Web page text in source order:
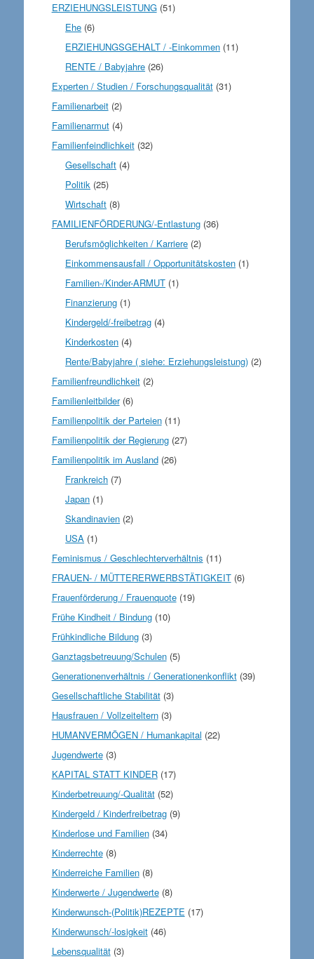
ERZIEHUNGSLEISTUNG(51)
Ehe (6)
ERZIEHUNGSGEHALT / -Einkommen (11)
RENTE / Babyjahre (26)
Experten / Studien / Forschungsqualität(31)
Familienarbeit(2)
Familienarmut(4)
Familienfeindlichkeit(32)
Gesellschaft (4)
Politik (25)
Wirtschaft (8)
FAMILIENFÖRDERUNG/-Entlastung(36)
Berufsmöglichkeiten / Karriere (2)
Einkommensausfall / Opportunitätskosten (1)
Familien-/Kinder-ARMUT (1)
Finanzierung (1)
Kindergeld/-freibetrag (4)
Kinderkosten (4)
Rente/Babyjahre ( siehe: Erziehungsleistung) (2)
Familienfreundlichkeit(2)
Familienleitbilder(6)
Familienpolitik der Parteien(11)
Familienpolitik der Regierung(27)
Familienpolitik im Ausland(26)
Frankreich (7)
Japan (1)
Skandinavien (2)
USA (1)
Feminismus / Geschlechterverhältnis (11)
FRAUEN- / MÜTTERERWERBSTÄTIGKEIT(6)
Frauenförderung / Frauenquote(19)
Frühe Kindheit / Bindung(10)
Frühkindliche Bildung(3)
Ganztagsbetreuung/Schulen(5)
Generationenverhältnis / Generationenkonflikt(39)
Gesellschaftliche Stabilität(3)
Hausfrauen / Vollzeiteltern(3)
HUMANVERMÖGEN / Humankapital (22)
Jugendwerte(3)
KAPITAL STATT KINDER(17)
Kinderbetreuung/-Qualität(52)
Kindergeld / Kinderfreibetrag(9)
Kinderlose und Familien(34)
Kinderrechte(8)
Kinderreiche Familien(8)
Kinderwerte / Jugendwerte(8)
Kinderwunsch-(Politik)REZEPTE (17)
Kinderwunsch/-losigkeit(46)
Lebensqualität(3)